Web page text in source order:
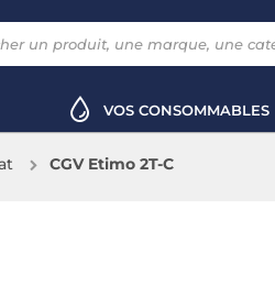
VOS CONSOMMABLES
CGV Etimo 2T-C